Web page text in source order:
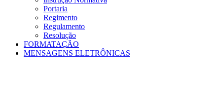
Portaria
Regimento
Regulamento
Resolução
FORMATAÇÃO
MENSAGENS ELETRÔNICAS